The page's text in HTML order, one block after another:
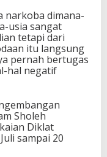
narkoba dimana-
usia sangat
tetapi dari
itu langsung
pernah bertugas
hal negatif
Sholeh
Diklat
sampai 20